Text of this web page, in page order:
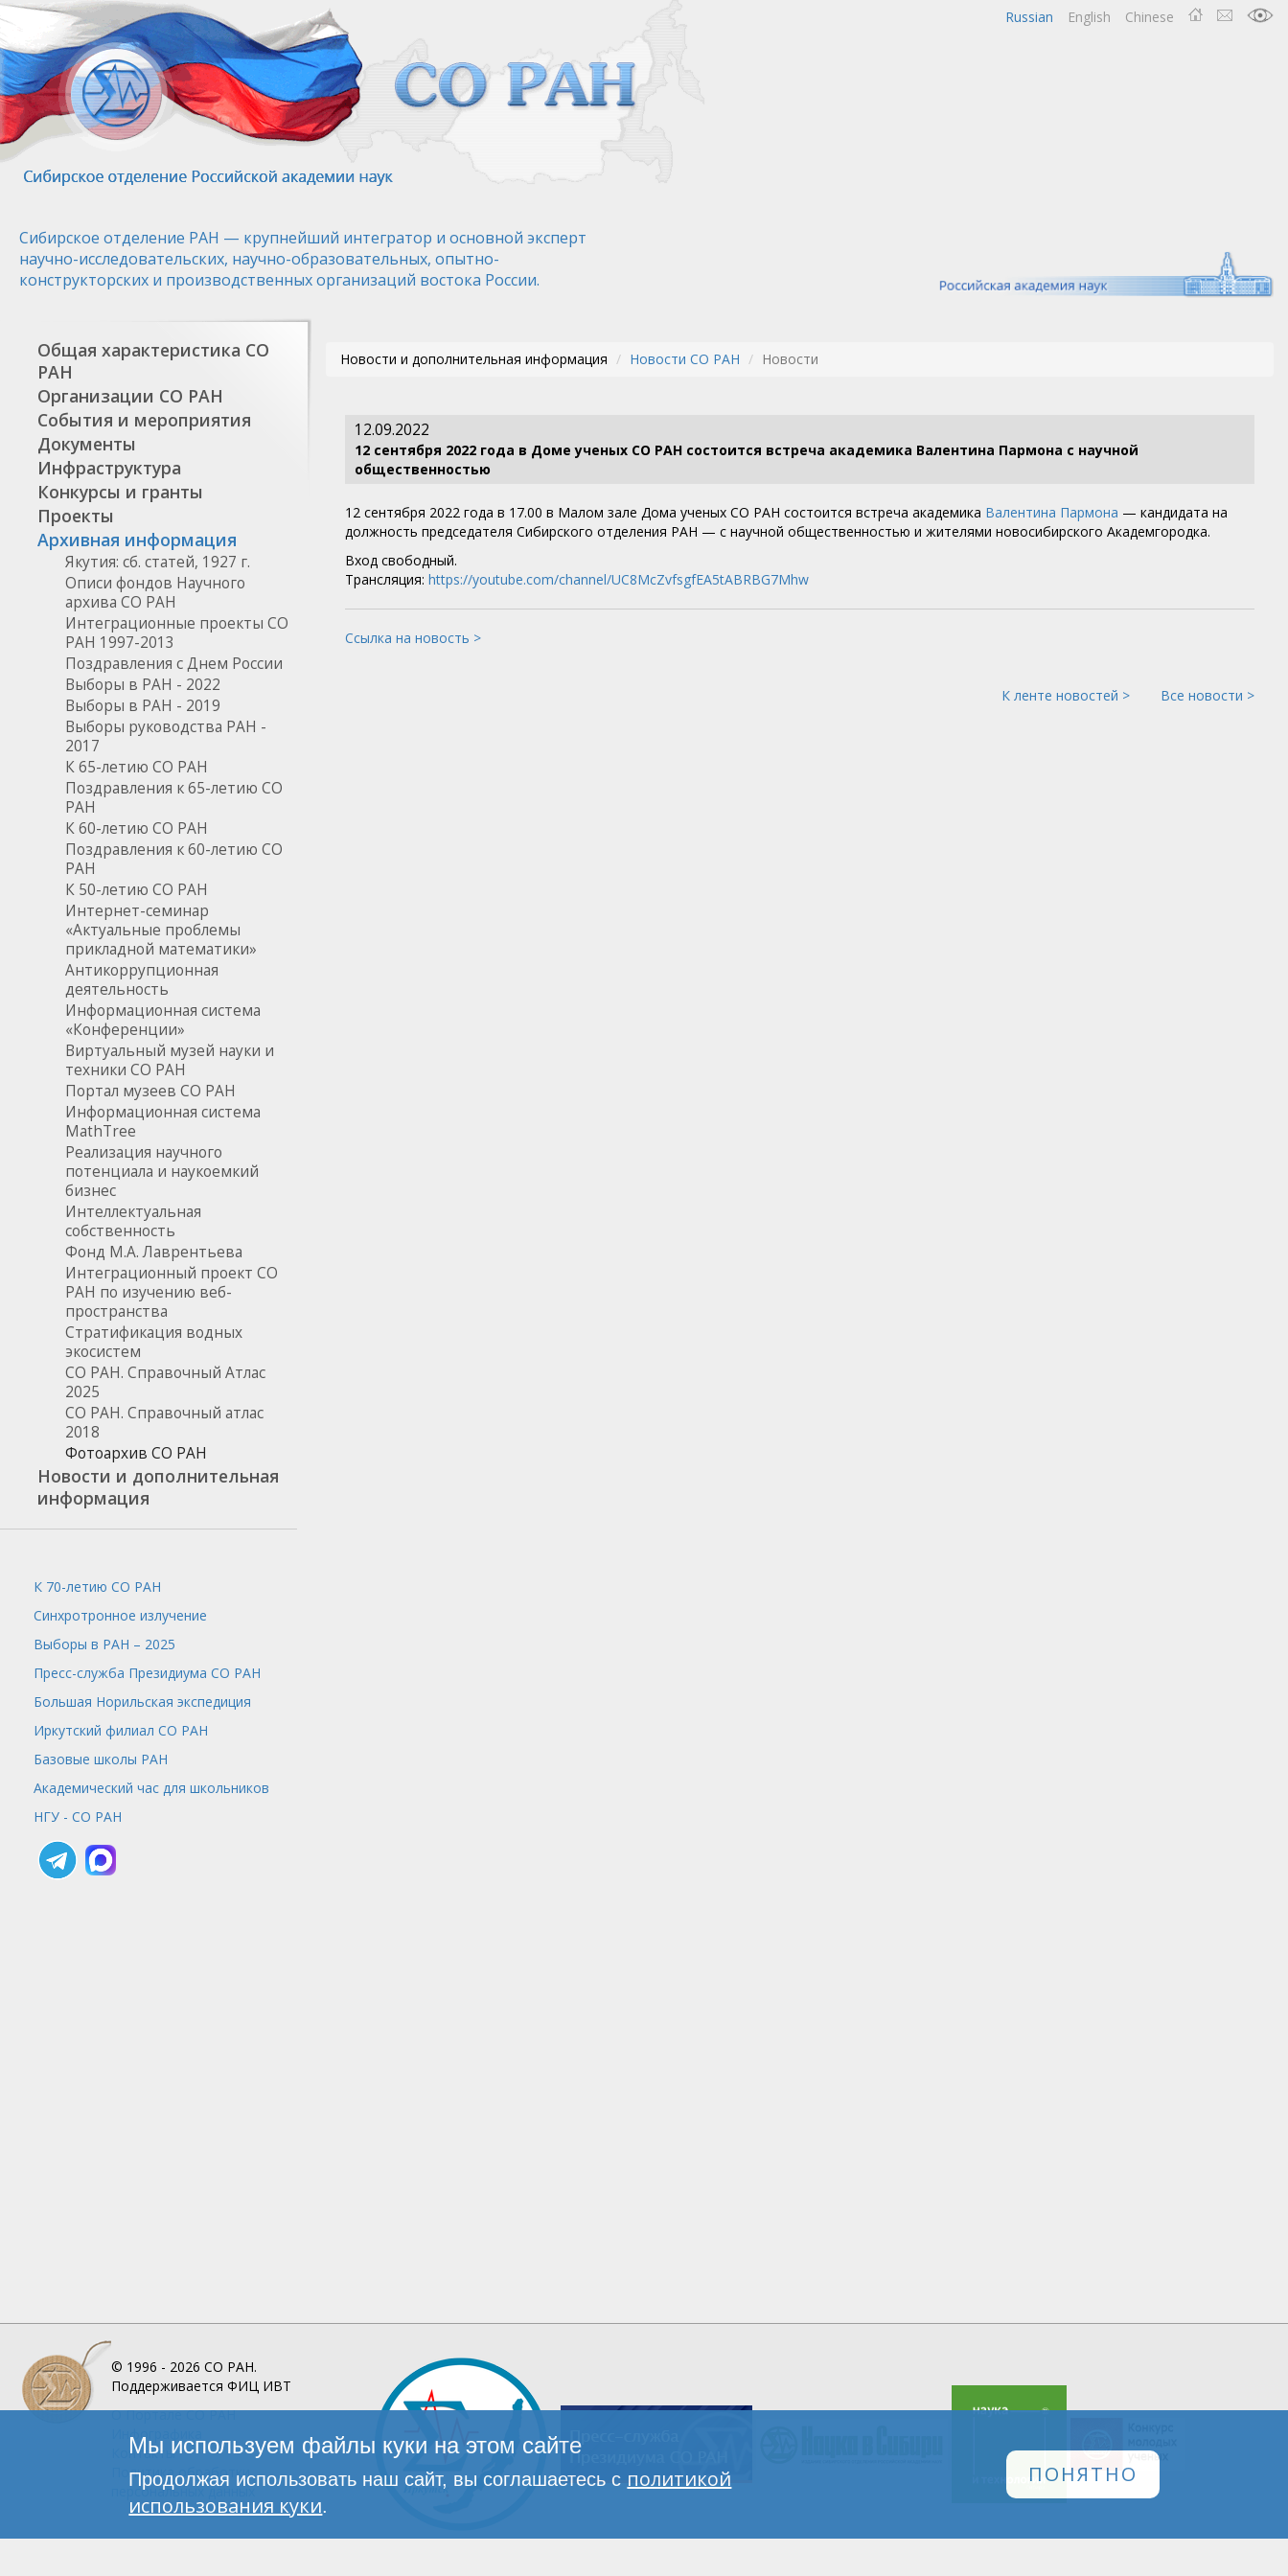
Перейти
основному
содержанию
Chinese
English
Russian
Сибирское отделение РАН — крупнейший интегратор и основной эксперт
научно-исследовательских, научно-образовательных, опытно-
конструкторских и производственных организаций востока России.
Общая характеристика СО
РАН
Организации СО РАН
События и мероприятия
Документы
Инфраструктура
Конкурсы и гранты
Проекты
Архивная информация
Якутия: сб. статей, 1927 г.
Описи фондов Научного
архива СО РАН
Интеграционные проекты СО
РАН 1997-2013
Поздравления с Днем России
Выборы в РАН - 2022
Выборы в РАН - 2019
Выборы руководства РАН -
2017
К 65-летию СО РАН
Поздравления к 65-летию СО
РАН
К 60-летию СО РАН
Поздравления к 60-летию СО
РАН
К 50-летию СО РАН
Интернет-семинар
«Актуальные проблемы
прикладной математики»
Антикоррупционная
деятельность
Информационная система
«Конференции»
Виртуальный музей науки и
техники СО РАН
Портал музеев СО РАН
Информационная система
MathTree
Реализация научного
потенциала и наукоемкий
бизнес
Интеллектуальная
собственность
Фонд М.А. Лаврентьева
Интеграционный проект СО
РАН по изучению веб-
пространства
Стратификация водных
экосистем
СО РАН. Справочный Атлас
2025
СО РАН. Справочный атлас
2018
Фотоархив СО РАН
Новости и дополнительная
информация
К 70-летию СО РАН
Синхротронное излучение
Выборы в РАН – 2025
Пресс-служба Президиума СО РАН
Большая Норильская экспедиция
Иркутский филиал СО РАН
Базовые школы РАН
Академический час для школьников
НГУ - СО РАН
Новости и дополнительная информация Новости СО РАН Новости
12.09.2022
12 сентября 2022 года в Доме ученых СО РАН состоится встреча академика Валентина Пармона с научной
общественностью
12 сентября 2022 года в 17.00 в Малом зале Дома ученых СО РАН состоится встреча академика Валентина Пармона — кандидата на
должность председателя Сибирского отделения РАН — с научной общественностью и жителями новосибирского Академгородка.
Вход свободный.
Трансляция: https://youtube.com/channel/UC8McZvfsgfEA5tABRBG7Mhw
Ссылка на новость >
К ленте новостей > Все новости >
© 1996 - 2026 СО РАН.
Поддерживается ФИЦ ИВТ
О ПорталеСО РАН
Инфографика
Контакты
Политика обработки
персональных данных
Мы используем файлы куки на этом сайте
Продолжая использовать наш сайт, вы соглашаетесь с политикой
использования куки.
ПОНЯТНО